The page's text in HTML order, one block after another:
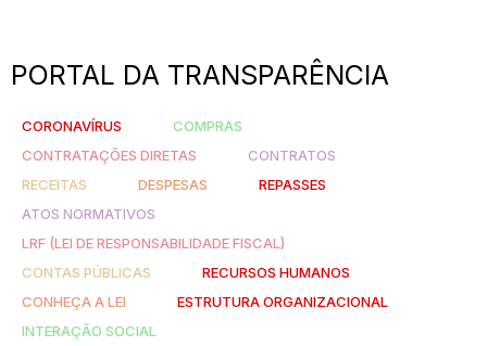
PORTAL DA TRANSPARÊNCIA
CORONAVÍRUS
COMPRAS
CONTRATAÇÕES DIRETAS
CONTRATOS
RECEITAS
DESPESAS
REPASSES
ATOS NORMATIVOS
LRF (LEI DE RESPONSABILIDADE FISCAL)
CONTAS PÚBLICAS
RECURSOS HUMANOS
CONHEÇA A LEI
ESTRUTURA ORGANIZACIONAL
INTERAÇÃO SOCIAL